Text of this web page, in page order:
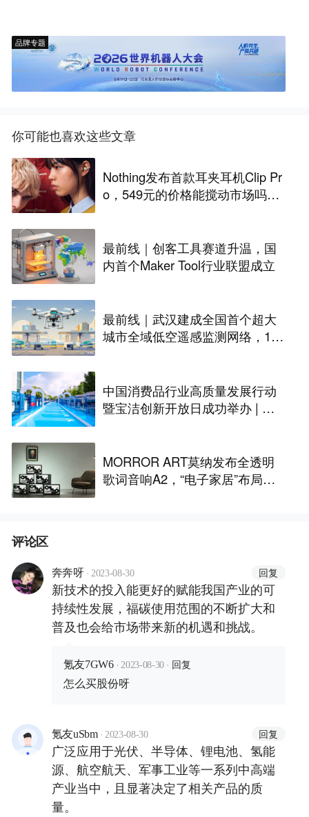
品牌专题
你可能也喜欢这些文章
Nothing发布首款耳夹耳机Clip Pr
o，549元的价格能搅动市场吗？
最前线｜创客工具赛道升温，国
内首个Maker Tool行业联盟成立
最前线｜武汉建成全国首个超大
城市全域低空遥感监测网络，146
中国消费品行业高质量发展行动
暨宝洁创新开放日成功举办 | 最
MORROR ART莫纳发布全透明
歌词音响A2，“电子家居”布局更
评论区
奔奔呀 · 2023-08-30 回复
新技术的投入能更好的赋能我国产业的可
持续性发展，福碳使用范围的不断扩大和
普及也会给市场带来新的机遇和挑战。
氪友7GW6 · 2023-08-30 · 回复
怎么买股份呀
氪友uSbm · 2023-08-30 回复
广泛应用于光伏、半导体、锂电池、氢能
源、航空航天、军事工业等一系列中高端
产业当中，且显著决定了相关产品的质
量。